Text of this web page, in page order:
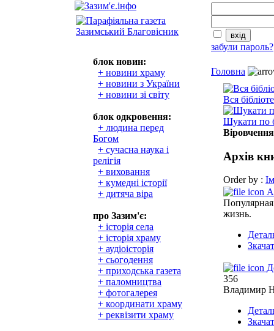
блок новин:
+ новини храму
+ новини з України
+ новини зі світу
блок одкровення:
+ людина перед
Богом
+ сучасна наука і
релігія
+ виховання
+ кумедні історії
+ дитяча віра
про Зазим'є:
+ історія села
+ історія храму
+ аудіоісторія
+ сьогодення
+ приходська газета
+ паломництва
+ фотогалерея
+ координати храму
+ реквізити храму
забули пароль?
Головна
Вся
Шукати по
Архів
Order by :
жизнь.
356
Владимир